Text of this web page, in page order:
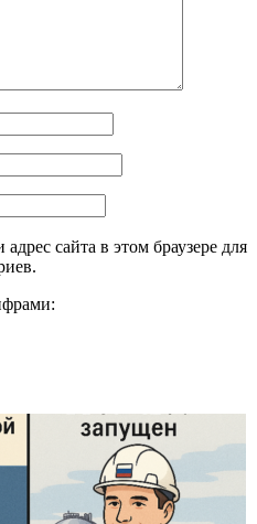
сайта в этом браузере для